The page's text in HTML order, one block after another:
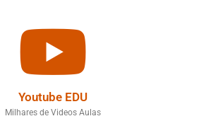
Youtube EDU
Milhares de Videos Aulas